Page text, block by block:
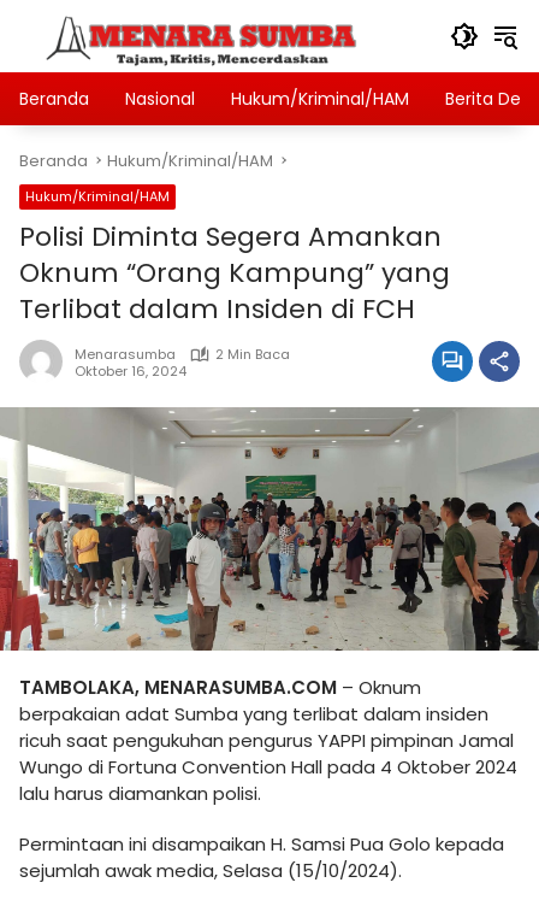
Langsung
konten
Beranda
Nasional Hukum/Kriminal/HAM Berita Desa
Beranda Hukum/Kriminal/HAM
Hukum/Kriminal/HAM
Polisi Diminta Segera Amankan
Oknum “Orang Kampung” yang
Terlibat dalam Insiden di FCH
Menarasumba
2 Min Baca
Oktober 16, 2024
TAMBOLAKA, MENARASUMBA.COM – Oknum
berpakaian adat Sumba yang terlibat dalam insiden
ricuh saat pengukuhan pengurus YAPPI pimpinan Jamal
Wungo di Fortuna Convention Hall pada 4 Oktober 2024
lalu harus diamankan polisi.
Permintaan ini disampaikan H. Samsi Pua Golo kepada
sejumlah awak media, Selasa (15/10/2024).